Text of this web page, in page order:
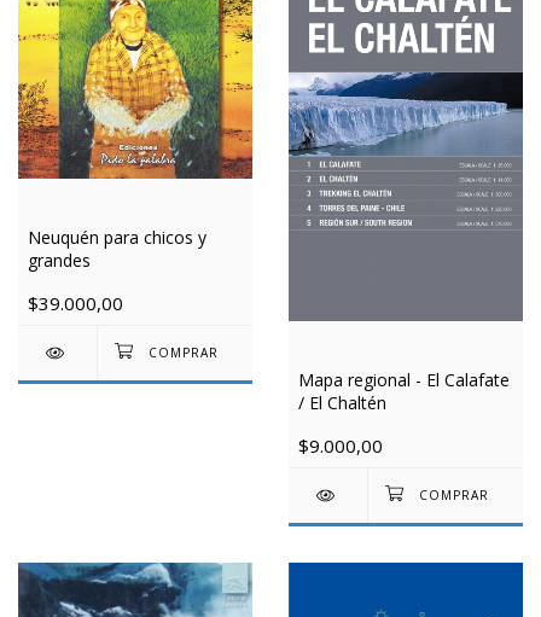
Neuquén para chicos y
grandes
$39.000,00
Mapa regional - El Calafate
/ El Chaltén
$9.000,00